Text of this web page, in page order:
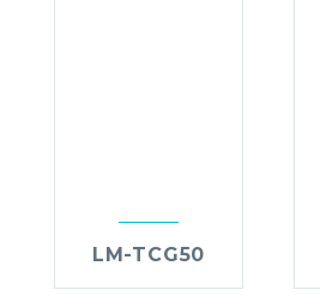
LM-TCG50